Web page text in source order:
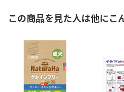
この商品を見た人は他にこ